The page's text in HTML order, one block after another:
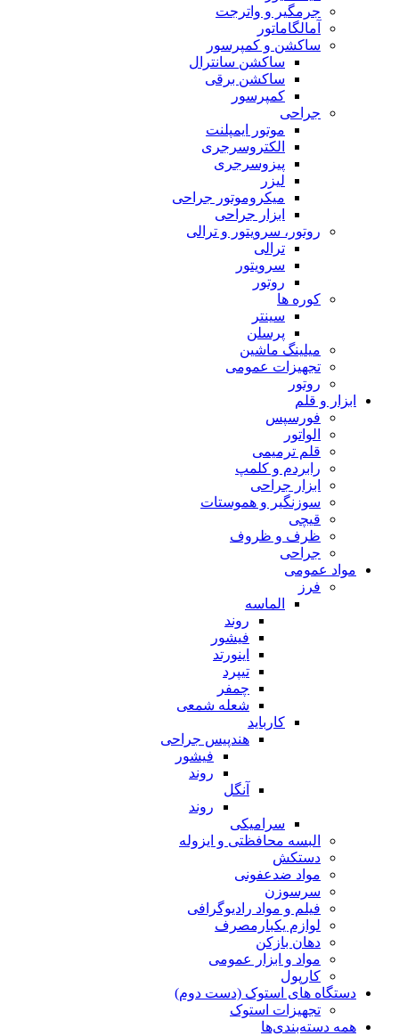
جرمگیر و واترجت
آمالگاماتور
ساکشن و کمپرسور
ساکشن سانترال
ساکشن برقی
کمپرسور
جراحی
موتور ایمپلنت
الکتروسرجری
پیزوسرجری
لیزر
میکروموتور جراحی
ابزار جراحی
روتور، سرویتور و ترالی
ترالی
سرویتور
روتور
کوره ها
سینتر
پرسلن
میلینگ ماشین
تجهیزات عمومی
روتور
ابزار و قلم
فورسپس
الواتور
قلم ترمیمی
رابردم و کلمپ
ابزار جراحی
سوزنگیر و هموستات
قیچی
ظرف و ظروف
جراحی
مواد عمومی
فرز
الماسه
روند
فیشور
اینورتد
تیپرد
چمفر
شعله شمعی
کارباید
هندپیس جراحی
فیشور
روند
آنگل
روند
سرامیکی
البسه محافظتی و ایزوله
دستکش
مواد ضدعفونی
سرسوزن
فیلم و مواد رادیوگرافی
لوازم یکبارمصرف
دهان بازکن
مواد و ابزار عمومی
کارپول
دستگاه های استوک (دست دوم)
تجهیزات استوک
همه دسته‌بندی‌ها